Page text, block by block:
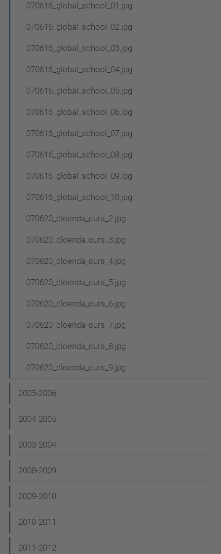
070616_global_school_01.jpg
070616_global_school_02.jpg
070616_global_school_03.jpg
070616_global_school_04.jpg
070616_global_school_05.jpg
070616_global_school_06.jpg
070616_global_school_07.jpg
070616_global_school_08.jpg
070616_global_school_09.jpg
070616_global_school_10.jpg
070620_cloenda_curs_2.jpg
070620_cloenda_curs_3.jpg
070620_cloenda_curs_4.jpg
070620_cloenda_curs_5.jpg
070620_cloenda_curs_6.jpg
070620_cloenda_curs_7.jpg
070620_cloenda_curs_8.jpg
070620_cloenda_curs_9.jpg
2005-2006
2004-2005
2003-2004
2008-2009
2009-2010
2010-2011
2011-2012